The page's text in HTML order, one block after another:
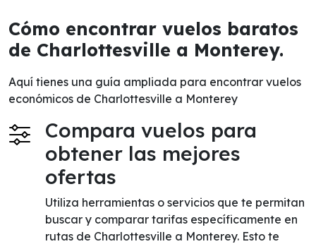
Cómo encontrar vuelos baratos
de Charlottesville a Monterey.
Aquí tienes una guía ampliada para encontrar vuelos
económicos de Charlottesville a Monterey
Compara vuelos para
obtener las mejores
ofertas
Utiliza herramientas o servicios que te permitan
buscar y comparar tarifas específicamente en
rutas de Charlottesville a Monterey. Esto te